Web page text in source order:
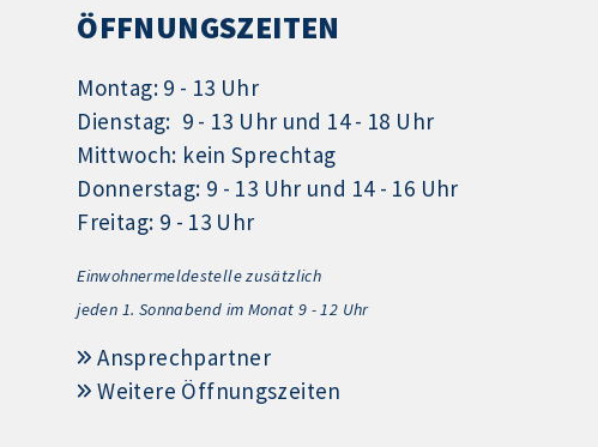
ÖFFNUNGSZEITEN
Montag: 9 - 13 Uhr
Dienstag: 9 - 13 Uhr und 14 - 18 Uhr
Mittwoch: kein Sprechtag
Donnerstag: 9 - 13 Uhr und 14 - 16 Uhr
Freitag: 9 - 13 Uhr
Einwohnermeldestelle zusätzlich
jeden 1. Sonnabend im Monat 9 - 12 Uhr
Ansprechpartner
Weitere Öffnungszeiten